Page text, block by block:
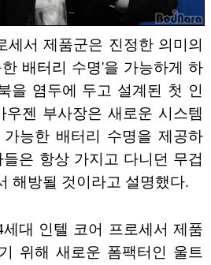
세서 제품군은 진정한 의미의
배터리 수명'을 가능하게 하
을 염두에 두고 설계된 첫 인
젠 부사장은 새로운 시스템
능한 배터리 수명을 제공하
은 항상 가지고 다니던 무겁
해방될 것이라고 설명했다.
대 인텔 코어 프로세서 제품
위해 새로운 폼팩터인 울트